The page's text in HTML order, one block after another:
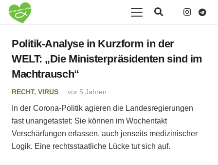
Politik-Analyse in Kurzform in der
WELT: „Die Ministerpräsidenten sind im
Machtrausch“
RECHT, VIRUS vor 5 Jahren
In der Corona-Politik agieren die Landesregierungen
fast unangetastet: Sie können im Wochentakt
Verschärfungen erlassen, auch jenseits medizinischer
Logik. Eine rechtsstaatliche Lücke tut sich auf.